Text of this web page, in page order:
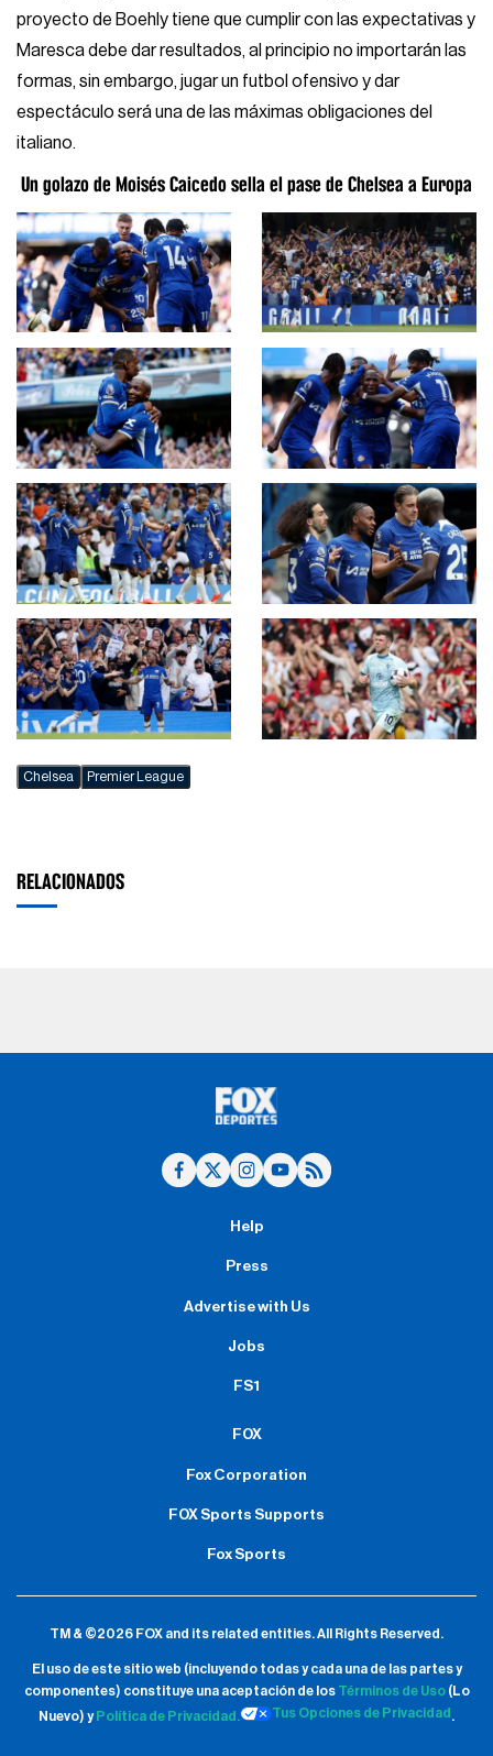
proyecto de Boehly tiene que cumplir con las expectativas y
Maresca debe dar resultados, al principio no importarán las
formas, sin embargo, jugar un futbol ofensivo y dar
espectáculo será una de las máximas obligaciones del
italiano.
Un golazo de Moisés Caicedo sella el pase de Chelsea a Europa
Chelsea Premier League
RELACIONADOS
Help
Press
Advertise with Us
Jobs
FS1
FOX
Fox Corporation
FOX Sports Supports
Fox Sports
TM & ©2026 FOX and its related entities.All Rights Reserved.
El uso de este sitio web (incluyendo todas y cada una de las partes y
componentes) constituye una aceptación de los Términos de Uso(Lo
Nuevo) y Política de Privacidad. Tus Opciones de Privacidad .